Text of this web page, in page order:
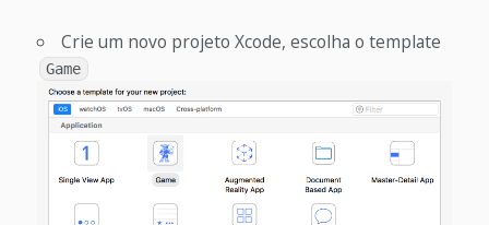
Crie um novo projeto Xcode, escolha o template
Game